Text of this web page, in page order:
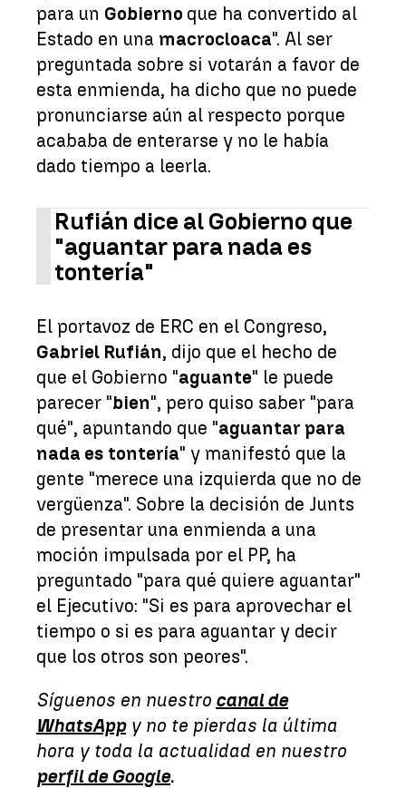
para un Gobierno que ha convertido al
Estado en una macrocloaca". Al ser
preguntada sobre si votarán a favor de
esta enmienda, ha dicho que no puede
pronunciarse aún al respecto porque
acababa de enterarse y no le había
dado tiempo a leerla.
Rufián dice al Gobierno que
"aguantar para nada es
tontería"
El portavoz de ERC en el Congreso,
Gabriel Rufián, dijo que el hecho de
que el Gobierno "aguante" le puede
parecer "bien", pero quiso saber "para
qué", apuntando que "aguantar para
nada es tontería" y manifestó que la
gente "merece una izquierda que no de
vergüenza". Sobre la decisión de Junts
de presentar una enmienda a una
moción impulsada por el PP, ha
preguntado "para qué quiere aguantar"
el Ejecutivo: "Si es para aprovechar el
tiempo o si es para aguantar y decir
que los otros son peores".
Síguenos en nuestro canal de
WhatsAppy no te pierdas la última
hora y toda la actualidad en nuestro
perfil de Google.